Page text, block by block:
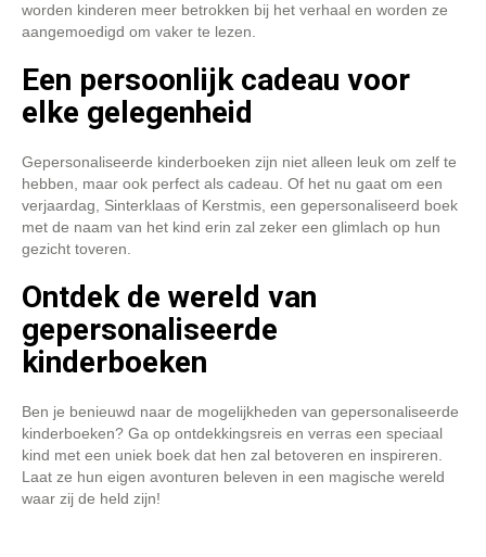
worden kinderen meer betrokken bij het verhaal en worden ze
aangemoedigd om vaker te lezen.
Een persoonlijk cadeau voor
elke gelegenheid
Gepersonaliseerde kinderboeken zijn niet alleen leuk om zelf te
hebben, maar ook perfect als cadeau. Of het nu gaat om een
verjaardag, Sinterklaas of Kerstmis, een gepersonaliseerd boek
met de naam van het kind erin zal zeker een glimlach op hun
gezicht toveren.
Ontdek de wereld van
gepersonaliseerde
kinderboeken
Ben je benieuwd naar de mogelijkheden van gepersonaliseerde
kinderboeken? Ga op ontdekkingsreis en verras een speciaal
kind met een uniek boek dat hen zal betoveren en inspireren.
Laat ze hun eigen avonturen beleven in een magische wereld
waar zij de held zijn!